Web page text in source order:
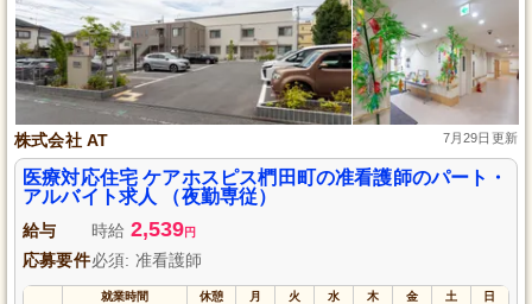
株式会社 AT 7月29日更新
医療対応住宅 ケアホスピス椚田町の准看護師のパート・
アルバイト求人 （夜勤専従）
給与 時給 2,539円
応募要件必須: 准看護師
就業時間 休憩 月 火 水 木 金 土 日